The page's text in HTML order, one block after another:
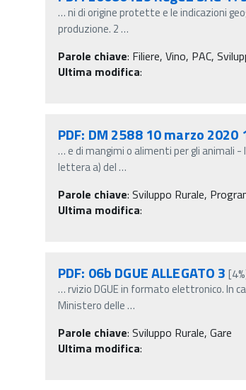
…ni di origine protette e le indicazioni
produzione. 2…
Parole chiave: Filiere, Vino, PAC,
Ultima modifica:
PDF: DM 2588 10 marzo 2020
… e di mangimi o alimenti per gli animali
lettera a) del…
Parole chiave: Sviluppo Rurale,
Ultima modifica:
PDF: 06b DGUE ALLEGATO 3
…rvizio DGUE in formato elettronico. In
Ministero delle…
Parole chiave: Sviluppo Rurale, Gare
Ultima modifica: